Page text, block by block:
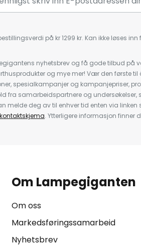
på kr 1299 kr. Kan ikke løses
nyhetsbrev og få gode tilbud på
og mye mer! Vær den første
spesialkampanjer og kampanjepriser,
fra samarbeidspartnere og
melde deg av til enhver tid enten via
kontaktskjema. Ytterligere informasjon finner
Om Lampegiganten
Om oss
Markedsføringssamarbeid
Nyhetsbrev